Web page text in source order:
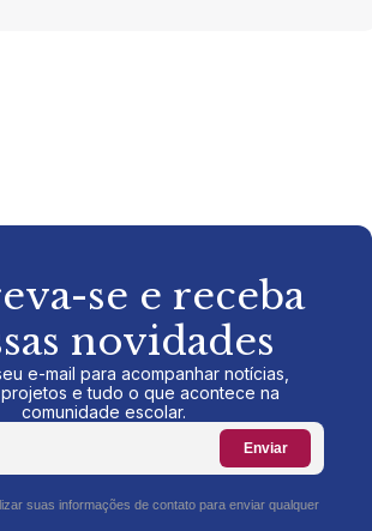
se e receba
novidades
e-mail para acompanhar notícias,
e tudo o que acontece na
comunidade escolar.
Enviar
suas informações de contato para enviar qualquer